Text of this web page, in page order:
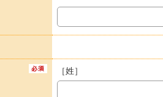
［姓］